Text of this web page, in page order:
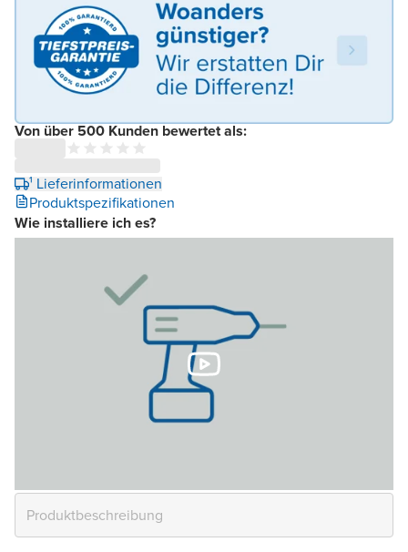
Von über 500 Kunden bewertet als:
¹ Lieferinformationen
Produktspezifikationen
Wie installiere ich es?